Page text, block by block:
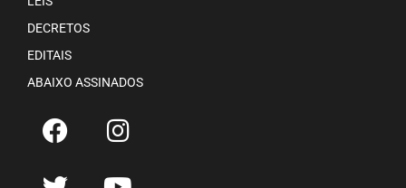
DECRETOS
EDITAIS
ABAIXO ASSINADOS